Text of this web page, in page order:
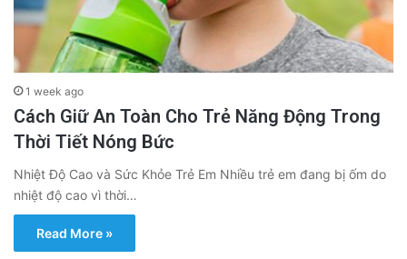
1 week ago
Cách Giữ An Toàn Cho Trẻ Năng Động Trong
Thời Tiết Nóng Bức
Nhiệt Độ Cao và Sức Khỏe Trẻ Em Nhiều trẻ em đang bị ốm do
nhiệt độ cao vì thời…
Read More »